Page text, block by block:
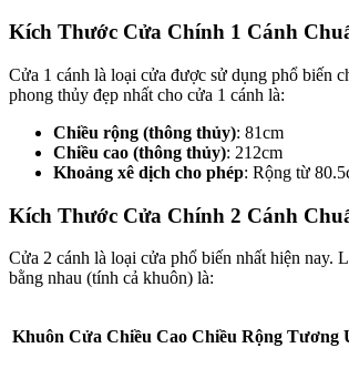
Kích Thước Cửa Chính 1 Cánh
Cửa 1 cánh là loại cửa được sử dụng phổ biến
phong thủy đẹp nhất cho cửa 1 cánh là:
Chiều rộng (thông thủy): 81cm
Chiều cao (thông thủy): 212cm
Khoảng xê dịch cho phép: Rộng từ
Kích Thước Cửa Chính 2 Cánh
Cửa 2 cánh là loại cửa phổ biến nhất hiện nay.
bằng nhau (tính cả khuôn) là:
Khuôn Cửa Chiều Cao Chiều Rộng Tương